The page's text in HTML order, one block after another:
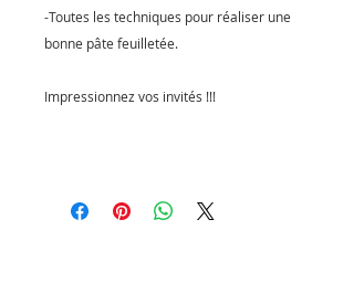
-Toutes les techniques pour réaliser une
bonne pâte feuilletée.
Impressionnez vos invités !!!